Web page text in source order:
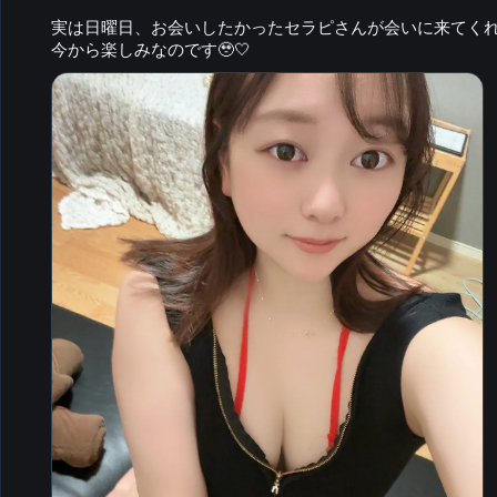
実は日曜日、お会いしたかったセラピさんが会いに来てく
今から楽しみなのです🥹🤍